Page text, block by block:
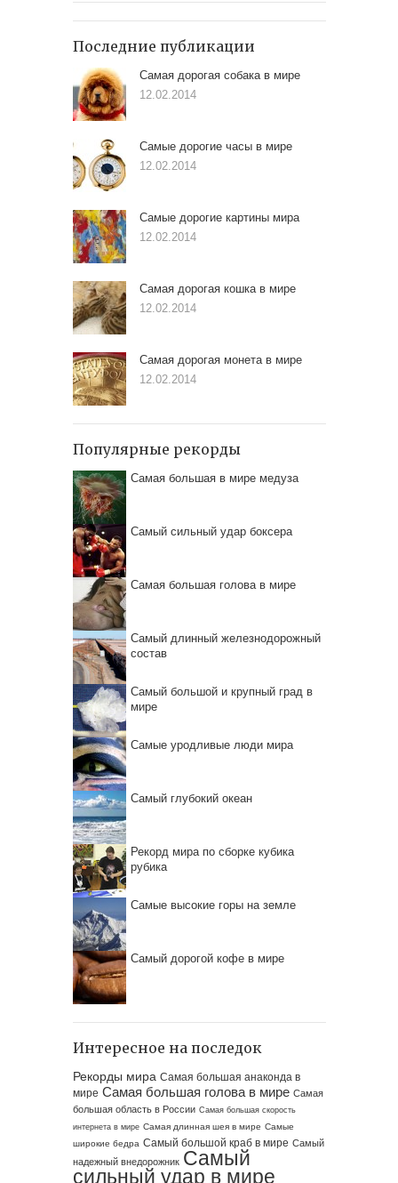
Последние публикации
Самая дорогая собака в мире
12.02.2014
Самые дорогие часы в мире
12.02.2014
Самые дорогие картины мира
12.02.2014
Самая дорогая кошка в мире
12.02.2014
Самая дорогая монета в мире
12.02.2014
Популярные рекорды
Самая большая в мире медуза
Самый сильный удар боксера
Самая большая голова в мире
Самый длинный железнодорожный
состав
Самый большой и крупный град в
мире
Самые уродливые люди мира
Самый глубокий океан
Рекорд мира по сборке кубика
рубика
Самые высокие горы на земле
Самый дорогой кофе в мире
Интересное на последок
Рекорды мира Самая большая анаконда в
мире Самая большая голова в мире Самая
большая область в России Самая большая скорость
интернета в мире Самая длинная шея в мире Самые
широкие бедра Самый большой краб в мире Самый
надежный внедорожник Самый
сильный удар в мире